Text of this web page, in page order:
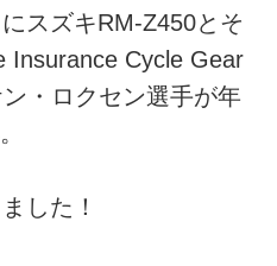
スズキRM-Z450とそ
Insurance Cycle Gear
・ロクセン選手が年
した！